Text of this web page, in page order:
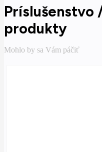
Príslušenstvo
produkty
Mohlo by sa Vám páčiť